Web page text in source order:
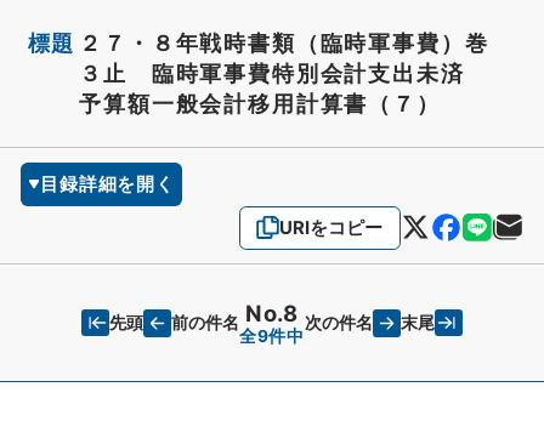
標題 ２７・８年戦時書類（臨時軍事費）巻
３止 臨時軍事費特別会計支出未済
予算額一般会計移用計算書（７）
目録詳細を開く
URIをコピー
先頭 前の件名 No.8
全9件中
次の件名 末尾